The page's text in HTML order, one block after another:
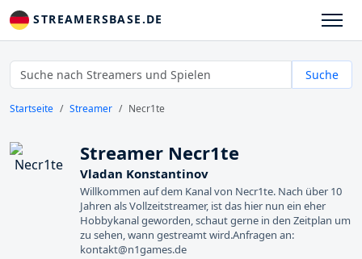
STREAMERSBASE.DE
Suche
Startseite Streamer Necr1te
Streamer Necr1te
Vladan Konstantinov
Willkommen auf dem Kanal von Necr1te. Nach über 10
Jahren als Vollzeitstreamer, ist das hier nun ein eher
Hobbykanal geworden, schaut gerne in den Zeitplan um
zu sehen, wann gestreamt wird.Anfragen an:
kontakt@n1games.de